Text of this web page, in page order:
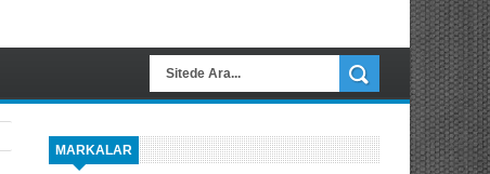
MARKALAR